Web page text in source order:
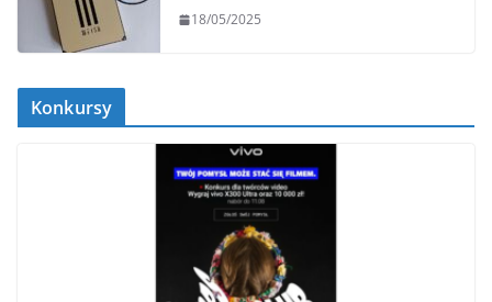
18/05/2025
Konkursy